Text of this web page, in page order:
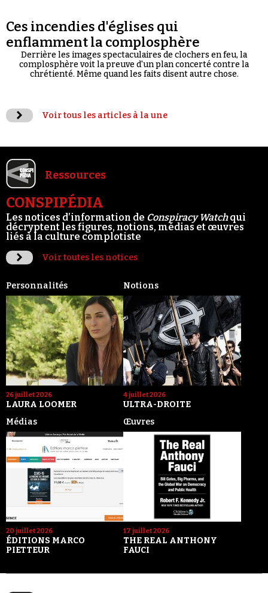
Ces incendies d'églises qui
enflamment la complosphère
Derrière les images spectaculaires de clochers en feu, la
complosphère voit la preuve d'un plan concerté contre la
chrétienté. Même quand les faits disent autre chose.
Voir tous les articles à la une
Ressources
CONSPIPÉDIA
Les notices d’information de Conspiracy Watchqui
décryptent les figures, notions, médias et œuvres
liés à la culture complotiste
Voir toutes les notices
Personnalités
26 juillet 2026
LAURA LOOMER
Notions
4 juillet 2026
ULTRA-DROITE
Médias
20 juillet 2026
ÉDITIONS MARCO
PIETTEUR
Œuvres
17 juillet 2026
THE REAL ANTHONY
FAUCI